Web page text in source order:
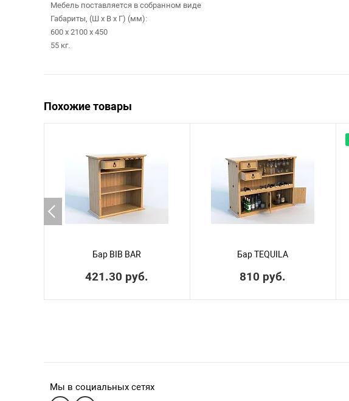
Мебель поставляется в собранном виде
Габариты, (Ш х В х Г) (мм):
600 x 2100 x 450
55 кг.
Похожие товары
Бар BIB BAR
421.30 руб.
Бар TEQUILA
810 руб.
Мы в социальных сетях